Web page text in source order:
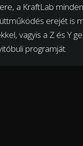
a KraftLab
erejét is
vagyis a Z és Y
programját.